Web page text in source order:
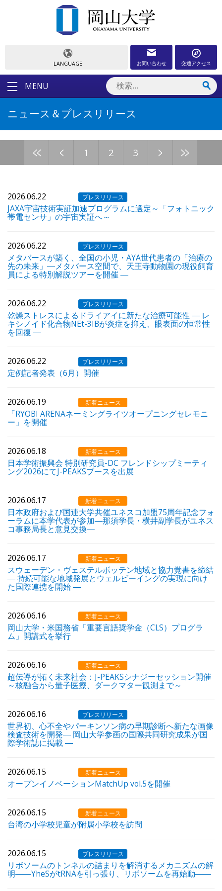
LANGUAGE お問い合わせ 交通アクセス
MENU
ニュース＆プレスリリース
<< < 1 2 3 > >>
2026.06.22 プレスリリース
JAXA宇宙技術実証加速プログラムに選定～「フォトニック
帯電センサ」の宇宙実証へ～
2026.06.22 プレスリリース
メタバースが築く、全国の小児・AYA世代患者の「治療の
先の未来」―メタバース空間で、天王寺動物園の現役飼育
員による特別解説ツアーを開催 ―
2026.06.22 プレスリリース
乾燥ストレスによるドライアイに新たな治療可能性 ― レ
キシノイド化合物NEt-3IBが炎症を抑え、眼表面の恒常性
を回復 ―
2026.06.22 プレスリリース
定例記者発表（6月）開催
2026.06.19 新着ニュース
「RYOBI ARENAネーミングライツオープニングセレモニ
ー」を開催
2026.06.18 新着ニュース
日本学術振興会 特別研究員-DC フレンドシップミーティ
ング2026にてJ-PEAKSブースを出展
2026.06.17 新着ニュース
日本政府および国連大学共催ユネスコ加盟75周年記念フォ
ーラムに本学代表が参加―那須学長・横井副学長がユネス
コ事務局長と意見交換―
2026.06.17 新着ニュース
スウェーデン・ヴェステルボッテン地域と協力覚書を締結
― 持続可能な地域発展とウェルビーイングの実現に向け
た国際連携を開始 ―
2026.06.16 新着ニュース
岡山大学・米国務省「重要言語奨学金（CLS）プログラ
ム」開講式を挙行
2026.06.16 新着ニュース
超伝導が拓く未来社会：J-PEAKSシナジーセッション開催
～核融合から量子医療、ダークマター観測まで～
2026.06.16 プレスリリース
世界初、心不全やパーキンソン病の早期診断へ新たな画像
検査技術を開発― 岡山大学参画の国際共同研究成果が国
際学術誌に掲載 ―
2026.06.15 新着ニュース
オープンイノベーションMatchUp vol.5を開催
2026.06.15 新着ニュース
台湾の小学校児童が附属小学校を訪問
2026.06.15 プレスリリース
リボソームのトンネルの詰まりを解消するメカニズムの解
明――YheSがtRNAを引っ張り、リボソームを再始動――